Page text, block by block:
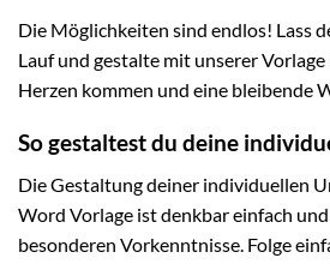
Die Möglichkeiten sind endlos! Lass
Lauf und gestalte mit unserer
Herzen kommen und eine bleibende
So gestaltest du deine
Die Gestaltung deiner individuellen
Word Vorlage ist denkbar einfach
besonderen Vorkenntnisse. Folge